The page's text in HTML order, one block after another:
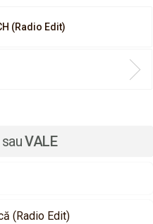
(Radio Edit)
VALE
(Radio Edit)